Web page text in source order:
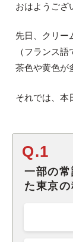
おはようござ
先日、クリー
（フランス
茶色や黄色が
それでは、本
Q.1
一部の
た東京